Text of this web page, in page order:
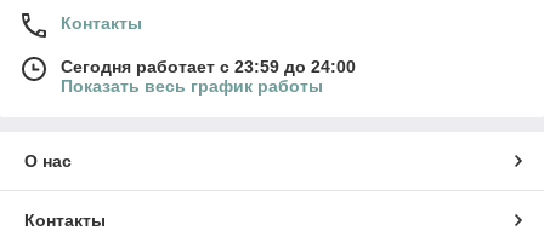
Контакты
Сегодня работает с 23:59 до 24:00
Показать весь график работы
О нас
Контакты